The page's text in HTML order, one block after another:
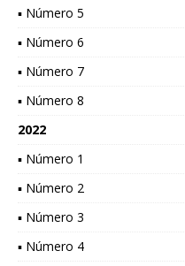
▪ Número 5
▪ Número 6
▪ Número 7
▪ Número 8
2022
▪ Número 1
▪ Número 2
▪ Número 3
▪ Número 4